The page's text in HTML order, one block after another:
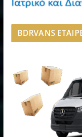
BDRVANS